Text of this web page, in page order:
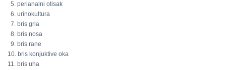
5. perianalni otisak
6. urinokultura
7. bris grla
8. bris nosa
9. bris rane
10. bris konjuktive oka
11. bris uha